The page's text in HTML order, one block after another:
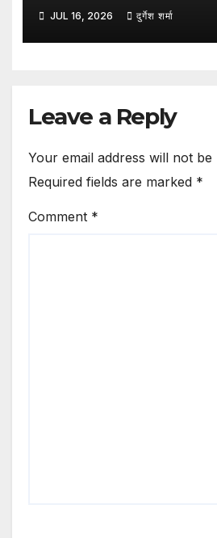
तैयारी, 38 भवनों को अवैध
JUL 16, 2026 दुर्गेश शर्मा
Leave a Reply
Your email address will not be
Required fields are marked *
Comment *